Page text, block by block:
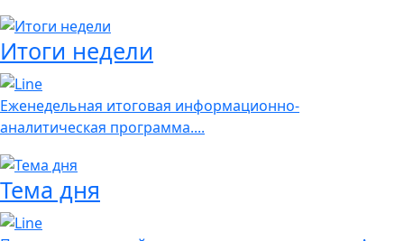
Итоги недели
Еженедельная итоговая информационно-
аналитическая программа....
Тема дня